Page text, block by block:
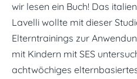
wir lesen ein Buch! Das
Lavelli wollte mit dieser
Elterntrainings zur
mit Kindern mit SES
achtwöchiges